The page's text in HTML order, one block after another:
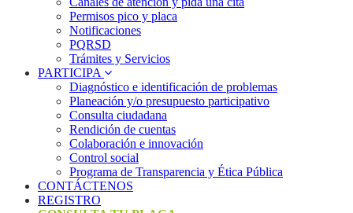
Permisos pico y placa
Notificaciones
PQRSD
Trámites y Servicios
PARTICIPA
Diagnóstico e identificación de problemas
Planeación y/o presupuesto participativo​
Consulta ciudadana
Rendición de cuentas
Colaboración e innovación
Control social
Programa de Transparencia y Ética Pública
CONTÁCTENOS
REGISTRO